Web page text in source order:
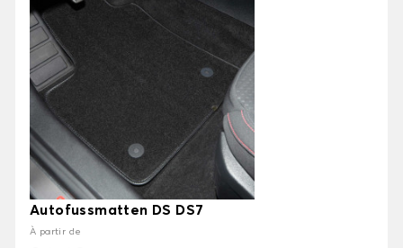
Autofussmatten DS DS7
À partir de